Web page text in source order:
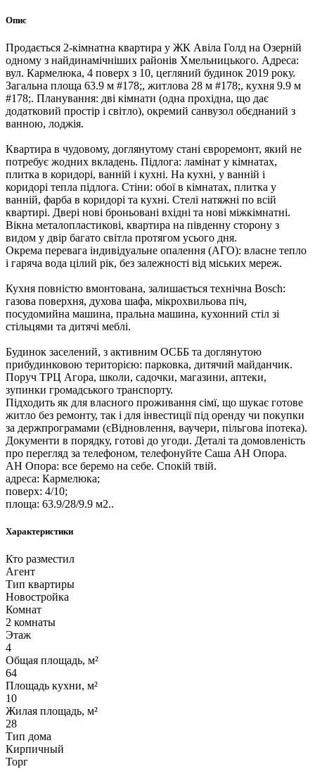
Опис
Продається 2-кімнатна квартира у ЖК Авіла Голд на Озерній
одному з найдинамічніших районів Хмельницького. Адреса:
вул. Кармелюка, 4 поверх з 10, цегляний будинок 2019 року.
Загальна площа 63.9 м #178;, житлова 28 м #178;, кухня 9.9 м
#178;. Планування: дві кімнати (одна прохідна, що дає
додатковий простір і світло), окремий санвузол обєднаний з
ванною, лоджія.
Квартира в чудовому, доглянутому стані євроремонт, який не
потребує жодних вкладень. Підлога: ламінат у кімнатах,
плитка в коридорі, ванній і кухні. На кухні, у ванній і
коридорі тепла підлога. Стіни: обої в кімнатах, плитка у
ванній, фарба в коридорі та кухні. Стелі натяжні по всій
квартирі. Двері нові броньовані вхідні та нові міжкімнатні.
Вікна металопластикові, квартира на південну сторону з
видом у двір багато світла протягом усього дня.
Окрема перевага індивідуальне опалення (АГО): власне тепло
і гаряча вода цілий рік, без залежності від міських мереж.
Кухня повністю вмонтована, залишається технічна Bosch:
газова поверхня, духова шафа, мікрохвильова піч,
посудомийна машина, пральна машина, кухонний стіл зі
стільцями та дитячі меблі.
Будинок заселений, з активним ОСББ та доглянутою
прибудинковою територією: парковка, дитячий майданчик.
Поруч ТРЦ Агора, школи, садочки, магазини, аптеки,
зупинки громадського транспорту.
Підходить як для власного проживання сімї, що шукає готове
житло без ремонту, так і для інвестиції під оренду чи покупки
за держпрограмами (єВідновлення, ваучери, пільгова іпотека).
Документи в порядку, готові до угоди. Деталі та домовленість
про перегляд за телефоном, телефонуйте Саша АН Опора.
АН Опора: все беремо на себе. Спокій твій.
адреса: Кармелюка;
поверх: 4/10;
площа: 63.9/28/9.9 м2..
Характеристики
Кто разместил
Агент
Тип квартиры
Новостройка
Комнат
2 комнаты
Этаж
4
Общая площадь, м²
64
Площадь кухни, м²
10
Жилая площадь, м²
28
Тип дома
Кирпичный
Торг